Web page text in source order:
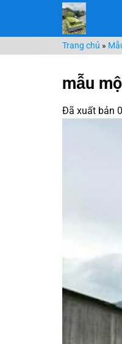
nội
dung
Trang chủ »
mẫu
Đã xuất bản